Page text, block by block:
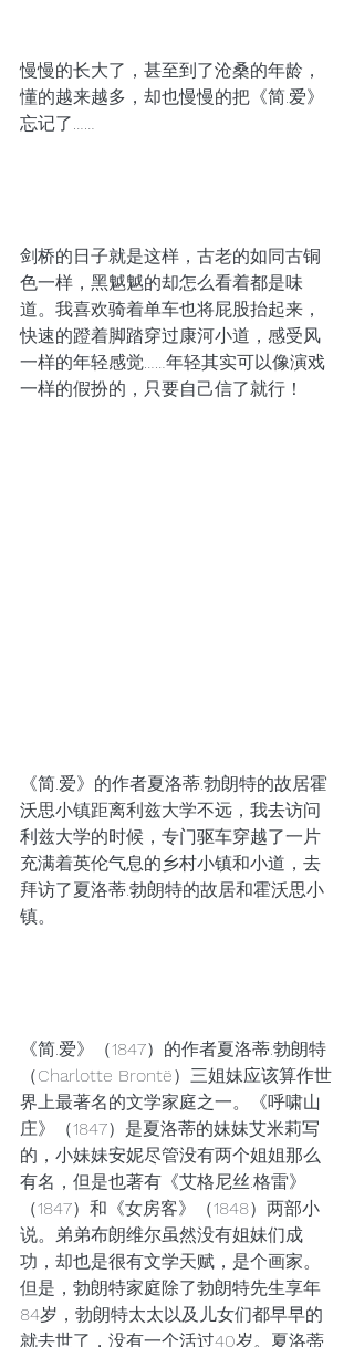
慢慢的长大了，甚至到了沧桑的年龄，
懂的越来越多，却也慢慢的把《简.爱》
忘记了……
剑桥的日子就是这样，古老的如同古铜
色一样，黑魆魆的却怎么看着都是味
道。我喜欢骑着单车也将屁股抬起来，
快速的蹬着脚踏穿过康河小道，感受风
一样的年轻感觉……年轻其实可以像演戏
一样的假扮的，只要自己信了就行！
《简.爱》的作者夏洛蒂.勃朗特的故居霍
沃思小镇距离利兹大学不远，我去访问
利兹大学的时候，专门驱车穿越了一片
充满着英伦气息的乡村小镇和小道，去
拜访了夏洛蒂.勃朗特的故居和霍沃思小
镇。
《简.爱》（1847）的作者夏洛蒂.勃朗特
（Charlotte Brontë）三姐妹应该算作世
界上最著名的文学家庭之一。《呼啸山
庄》（1847）是夏洛蒂的妹妹艾米莉写
的，小妹妹安妮尽管没有两个姐姐那么
有名，但是也著有《艾格尼丝.格雷》
（1847）和《女房客》（1848）两部小
说。弟弟布朗维尔虽然没有姐妹们成
功，却也是很有文学天赋，是个画家。
但是，勃朗特家庭除了勃朗特先生享年
84岁，勃朗特太太以及儿女们都早早的
就去世了，没有一个活过40岁。夏洛蒂